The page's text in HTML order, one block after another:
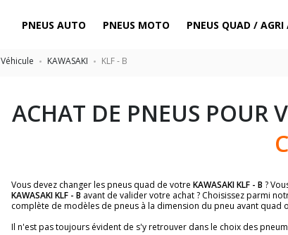
PNEUS AUTO PNEUS MOTO PNEUS QUAD / AGRI
Véhicule KAWASAKI KLF - B
ACHAT DE PNEUS POUR
Vous devez changer les pneus quad de votre KAWASAKI KLF - B ?
KAWASAKI KLF - B avant de valider votre achat ? Choisissez parmi
complète de modèles de pneus à la dimension du pneu avant quad
Il n'est pas toujours évident de s'y retrouver dans le choix des